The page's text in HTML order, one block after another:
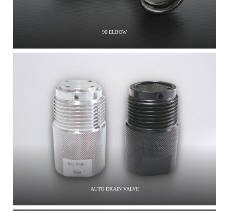
90 ELBOW
AUTO DRAIN VALVE